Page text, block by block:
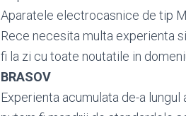
Aparatele electrocasnice de tip
Rece necesita multa experienta
fi la zi cu toate noutatile in
BRASOV
Experienta acumulata de-a